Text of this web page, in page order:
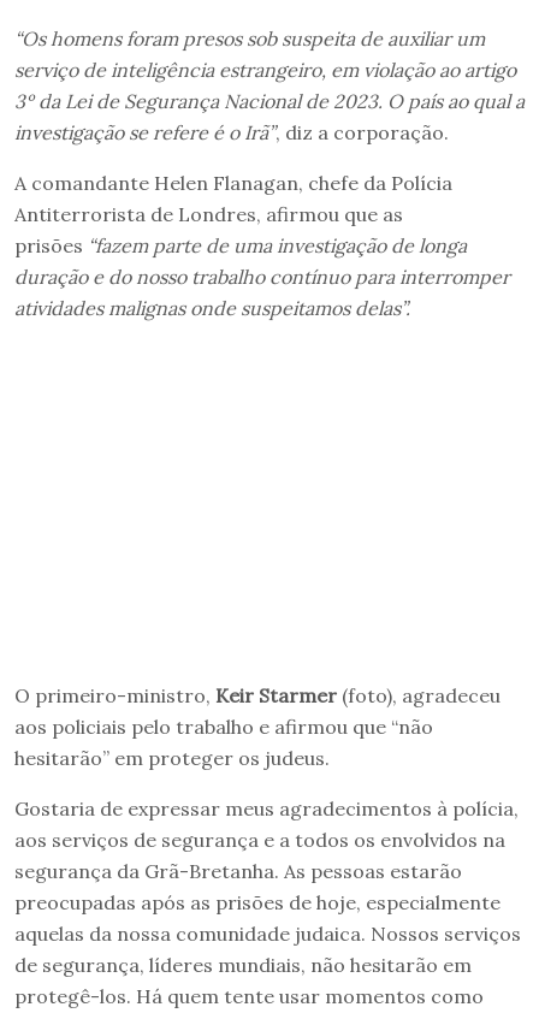
“Os homens foram presos sob suspeita de auxiliar um
serviço de inteligência estrangeiro, em violação ao artigo
3º da Lei de Segurança Nacional de 2023. O país ao qual a
investigação se refere é o Irã”, diz a corporação.
A comandante Helen Flanagan, chefe da Polícia
Antiterrorista de Londres, afirmou que as
prisões “fazem parte de uma investigação de longa
duração e do nosso trabalho contínuo para interromper
atividades malignas onde suspeitamos delas”.
O primeiro-ministro, Keir Starmer (foto), agradeceu
aos policiais pelo trabalho e afirmou que “não
hesitarão” em proteger os judeus.
Gostaria de expressar meus agradecimentos à polícia,
aos serviços de segurança e a todos os envolvidos na
segurança da Grã-Bretanha. As pessoas estarão
preocupadas após as prisões de hoje, especialmente
aquelas da nossa comunidade judaica. Nossos serviços
de segurança, líderes mundiais, não hesitarão em
protegê-los. Há quem tente usar momentos como